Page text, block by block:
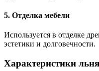
5. Отделка мебели
Используется в отделке
эстетики и долговечности.
Характеристики